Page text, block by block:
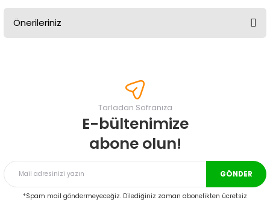
Önerileriniz
Görüş ve önerileriniz için teşekkür ederiz.
Ürün resmi kalitesiz, bozuk veya görüntülenemiyor.
Ürün bilgilerinde hatalar bulunuyor.
Bu ürüne benzer farklı alternatifler olmalı.
Tarladan Sofranıza
E-bültenimize
abone olun!
GÖNDER
*Spam mail göndermeyeceğiz. Dilediğiniz zaman abonelikten ücretsiz